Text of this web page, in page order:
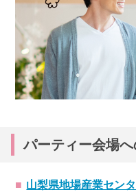
パーティー会場
山梨県地場産業セン